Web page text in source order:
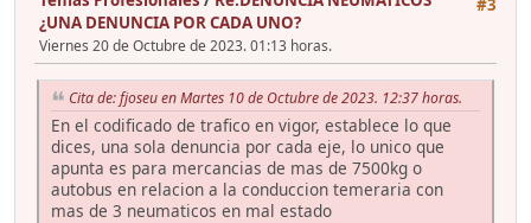
#3
¿UNA DENUNCIA POR CADA UNO?
Viernes 20 de Octubre de 2023. 01:13 horas.
Cita de: fjoseu en Martes 10 de Octubre de 2023. 12:37 horas.
En el codificado de trafico en vigor, establece lo que
dices, una sola denuncia por cada eje, lo unico que
apunta es para mercancias de mas de 7500kg o
autobus en relacion a la conduccion temeraria con
mas de 3 neumaticos en mal estado